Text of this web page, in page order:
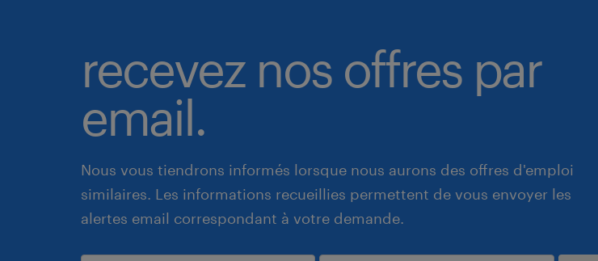
recevez nos offres par
email.
Nous vous tiendrons informés lorsque nous aurons des offres d'emploi
similaires. Les informations recueillies permettent de vous envoyer les
alertes email correspondant à votre demande.